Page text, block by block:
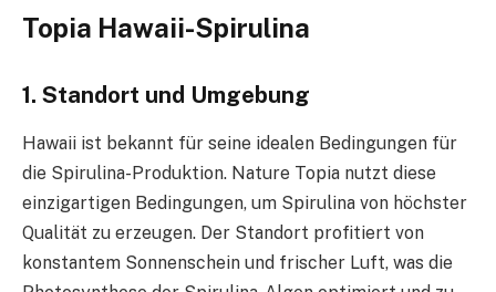
Topia Hawaii-Spirulina
1. Standort und Umgebung
Hawaii ist bekannt für seine idealen Bedingungen für
die Spirulina-Produktion. Nature Topia nutzt diese
einzigartigen Bedingungen, um Spirulina von höchster
Qualität zu erzeugen. Der Standort profitiert von
konstantem Sonnenschein und frischer Luft, was die